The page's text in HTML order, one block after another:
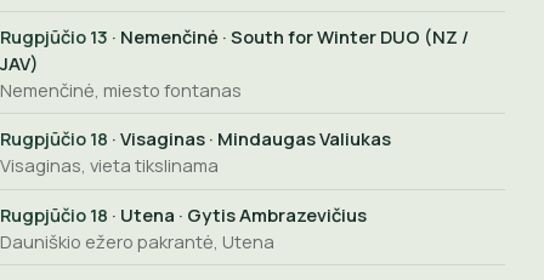
Rugpjūčio 13 · Nemenčinė · South for Winter DUO (NZ /
JAV)
Nemenčinė, miesto fontanas
Rugpjūčio 18 · Visaginas · Mindaugas Valiukas
Visaginas, vieta tikslinama
Rugpjūčio 18 · Utena · Gytis Ambrazevičius
Dauniškio ežero pakrantė, Utena